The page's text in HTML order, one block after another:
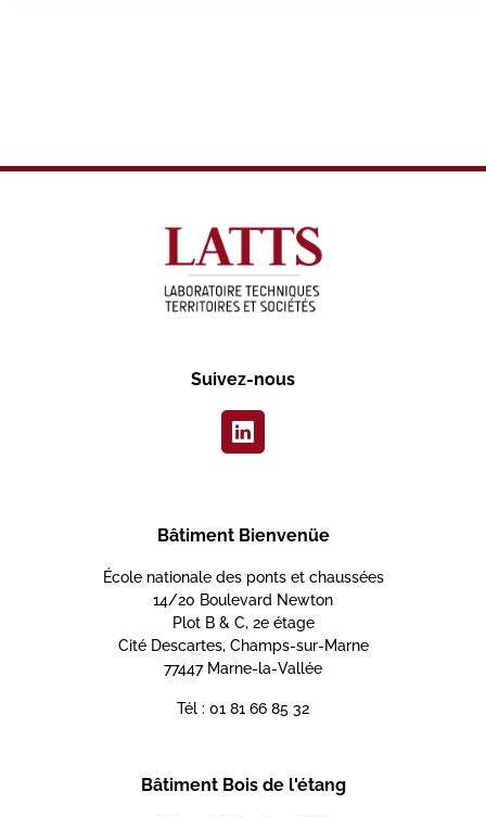
Suivez-nous
Bâtiment Bienvenüe
École nationale des ponts et chaussées
14/20 Boulevard Newton
Plot B & C, 2e étage
Cité Descartes, Champs-sur-Marne
77447 Marne-la-Vallée
Tél : 01 81 66 85 32
Bâtiment Bois de l'étang